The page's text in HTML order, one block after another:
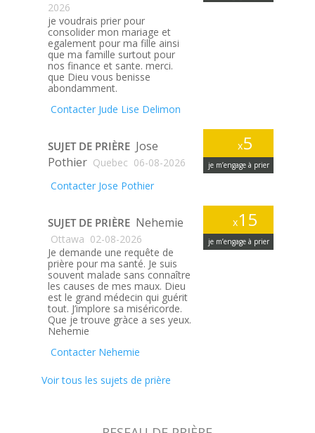
2026
je voudrais prier pour
consolider mon mariage et
egalement pour ma fille ainsi
que ma famille surtout pour
nos finance et sante. merci.
que Dieu vous benisse
abondamment.
Contacter Jude Lise Delimon
x5
je m’engage à prier
SUJET DE PRIÈRE Jose
Pothier Quebec 06-08-2026
Contacter Jose Pothier
x15
je m’engage à prier
SUJET DE PRIÈRE Nehemie
Ottawa 02-08-2026
Je demande une requête de
prière pour ma santé. Je suis
souvent malade sans connaître
les causes de mes maux. Dieu
est le grand médecin qui guérit
tout. J’implore sa miséricorde.
Que je trouve gràce a ses yeux.
Nehemie
Contacter Nehemie
Voir tous les sujets de prière